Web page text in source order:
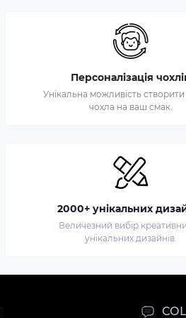
Персоналізація
Унікальна можливість
чохла на ваш смак.
2000+ унікальних
Величезний вибір
унікальних дизайнів.